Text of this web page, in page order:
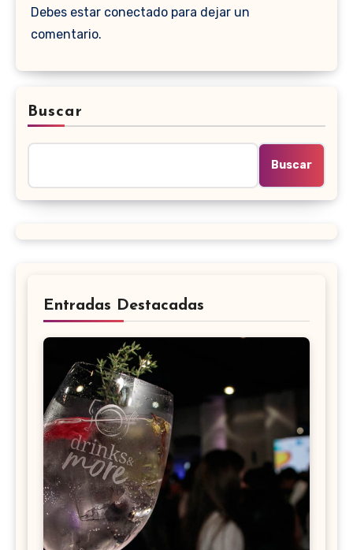
Debes estar conectado para dejar un
comentario.
Buscar
Buscar
Entradas Destacadas